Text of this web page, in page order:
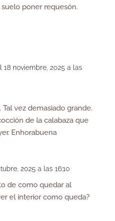
poner requesón.
18 noviembre, 2025 a las
Tal vez demasiado grande.
de la calabaza que
Enhorabuena
2025 a las 16:10
de como quedar al
el interior como queda?